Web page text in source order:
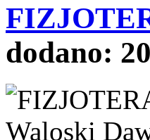
dodano: